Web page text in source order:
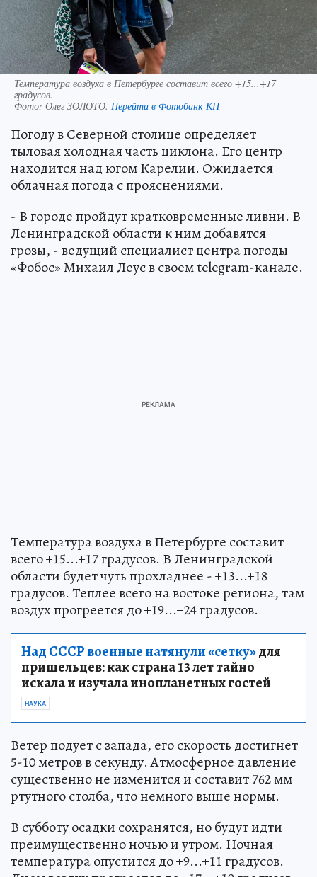
Температура воздуха в Петербурге составит всего +15...+17
градусов.
Фото: Олег ЗОЛОТО. Перейти в Фотобанк КП
Погоду в Северной столице определяет
тыловая холодная часть циклона. Его центр
находится над югом Карелии. Ожидается
облачная погода с прояснениями.
- В городе пройдут кратковременные ливни. В
Ленинградской области к ним добавятся
грозы, - ведущий специалист центра погоды
«Фобос» Михаил Леус в своем telegram-канале.
Температура воздуха в Петербурге составит
всего +15...+17 градусов. В Ленинградской
области будет чуть прохладнее - +13...+18
градусов. Теплее всего на востоке региона, там
воздух прогреется до +19...+24 градусов.
Над СССР военные натянули «сетку»для
пришельцев: как страна 13 лет тайно
искала и изучала инопланетных гостей
НАУКА
Ветер подует с запада, его скорость достигнет
5-10 метров в секунду. Атмосферное давление
существенно не изменится и составит 762 мм
ртутного столба, что немного выше нормы.
В субботу осадки сохранятся, но будут идти
преимущественно ночью и утром. Ночная
температура опустится до +9...+11 градусов.